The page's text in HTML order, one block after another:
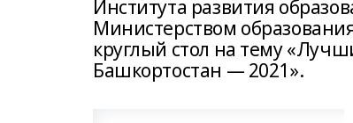
Института развития
Министерством
круглый стол на тему
Башкортостан — 2021».